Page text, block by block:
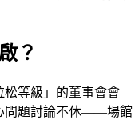
？
松等級」的董事會會
問題討論不休——場館